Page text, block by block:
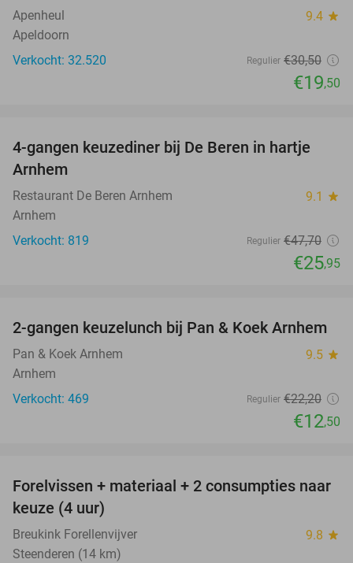
Apenheul 9.4 star
Apeldoorn
Verkocht: 32.520
Regulier €30,50
€19,50
46%
4-gangen keuzediner bij De Beren in hartje
Arnhem
Restaurant De Beren Arnhem 9.1 star
Arnhem
Verkocht: 819
Regulier €47,70
€25,95
44%
2-gangen keuzelunch bij Pan & Koek Arnhem
Pan & Koek Arnhem 9.5 star
Arnhem
Verkocht: 469
Regulier €22,20
€12,50
50%
Forelvissen + materiaal + 2 consumpties naar
keuze (4 uur)
Breukink Forellenvijver 9.8 star
Steenderen (14 km)